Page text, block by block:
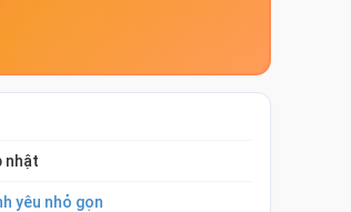
nhật
yêu nhỏ gọn